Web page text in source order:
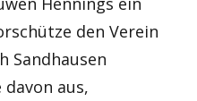
den Verein
Sandhausen
aus,